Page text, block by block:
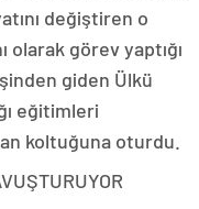
değiştiren o
olarak görev yaptığı
giden Ülkü
eğitimleri
koltuğuna oturdu.